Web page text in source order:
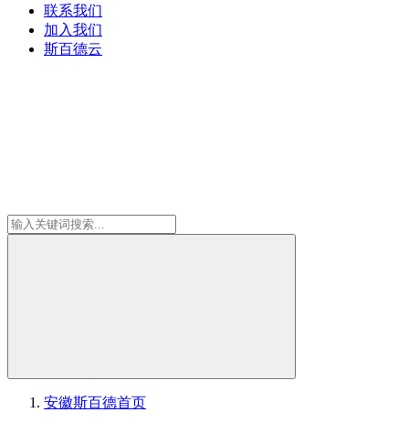
联系我们
加入我们
斯百德云
安徽斯百德首页